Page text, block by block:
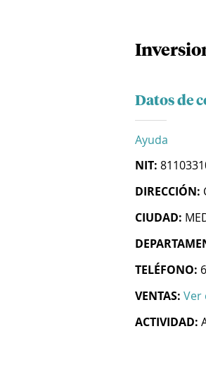
Datos de
Ayuda
NIT:
DIRECCIÓN:
CIUDAD:
TELÉFONO:
VENTAS: Ver
ACTIVIDAD: